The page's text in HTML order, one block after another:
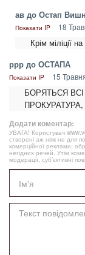
ав до Остап
Показати IP 18
Крім міліції
ррр до ОСТАПА
Показати IP 15
БОРЯТЬСЯ ВСІ -
Додати коментар:
УВАГА! Користувач
створені аж ніяк не для
комерційної реклами,
негідних речей. Утім
модерації, суб’єктивні